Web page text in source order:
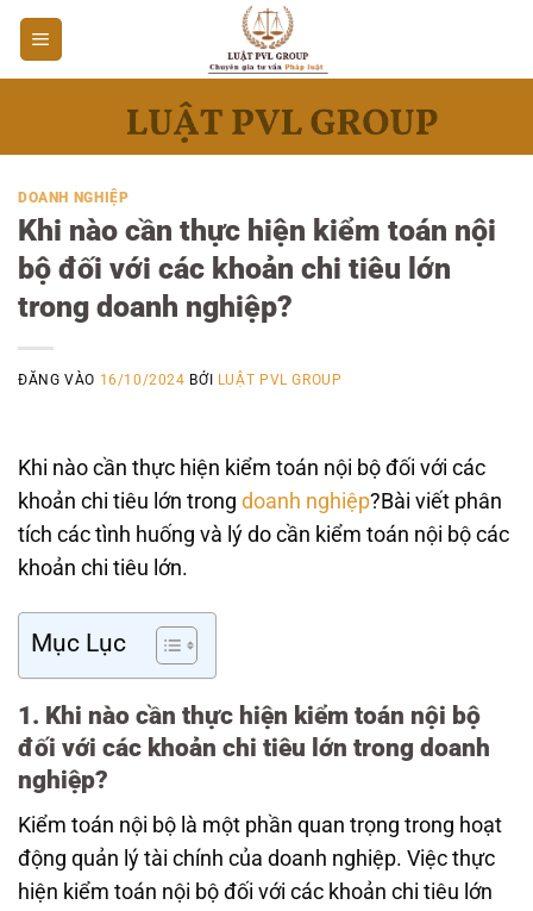
Bỏ
qua
nội
DOANH NGHIỆP
Khi nào cần thực hiện kiểm toán nội
bộ đối với các khoản chi tiêu lớn
trong doanh nghiệp?
ĐĂNG VÀO 16/10/2024 BỞI LUẬT PVL GROUP
Khi nào cần thực hiện kiểm toán nội bộ đối với các
khoản chi tiêu lớn trong doanh nghiệp?Bài viết phân
tích các tình huống và lý do cần kiểm toán nội bộ các
khoản chi tiêu lớn.
Mục Lục
1. Khi nào cần thực hiện kiểm toán nội bộ
đối với các khoản chi tiêu lớn trong doanh
nghiệp?
Kiểm toán nội bộ là một phần quan trọng trong hoạt
động quản lý tài chính của doanh nghiệp. Việc thực
hiện kiểm toán nội bộ đối với các khoản chi tiêu lớn